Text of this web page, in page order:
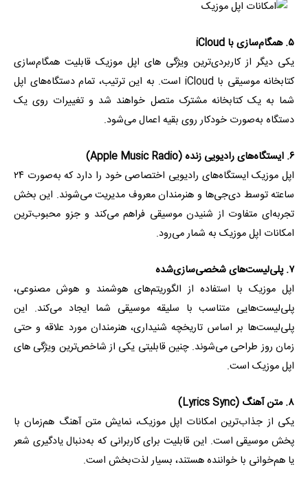
۵. همگام‌سازی با iCloud
یکی دیگر از کاربردی‌ترین ویژگی های اپل موزیک قابلیت همگام‌سازی
کتابخانه موسیقی با iCloud است. به این ترتیب، تمام دستگاه‌های اپل
شما به یک کتابخانه مشترک متصل خواهند شد و تغییرات روی یک
دستگاه به‌صورت خودکار روی بقیه اعمال می‌شود.
۶. ایستگاه‌های رادیویی زنده (Apple Music Radio)
اپل موزیک ایستگاه‌های رادیویی اختصاصی خود را دارد که به‌صورت ۲۴
ساعته توسط دی‌جی‌ها و هنرمندان معروف مدیریت می‌شوند. این بخش
تجربه‌ای متفاوت از شنیدن موسیقی فراهم می‌کند و جزو محبوب‌ترین
امکانات اپل موزیک به شمار می‌رود.
۷. پلی‌لیست‌های شخصی‌سازی‌شده
اپل موزیک با استفاده از الگوریتم‌های هوشمند و هوش مصنوعی،
پلی‌لیست‌هایی متناسب با سلیقه موسیقی شما ایجاد می‌کند. این
پلی‌لیست‌ها بر اساس تاریخچه شنیداری، هنرمندان مورد علاقه و حتی
زمان روز طراحی می‌شوند. چنین قابلیتی یکی از شاخص‌ترین ویژگی های
اپل موزیک است.
۸. متن آهنگ (Lyrics Sync)
یکی از جذاب‌ترین امکانات اپل موزیک، نمایش متن آهنگ هم‌زمان با
پخش موسیقی است. این قابلیت برای کاربرانی که به‌دنبال یادگیری شعر
یا هم‌خوانی با خواننده هستند، بسیار لذت‌بخش است.